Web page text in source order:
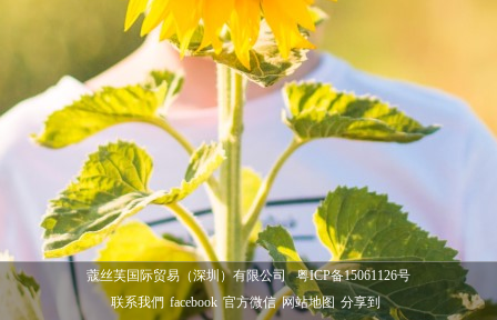
蔻丝芙国际贸易（深圳）有限公司粤ICP备15061126号
联系我們 facebook 官方微信 网站地图 分享到